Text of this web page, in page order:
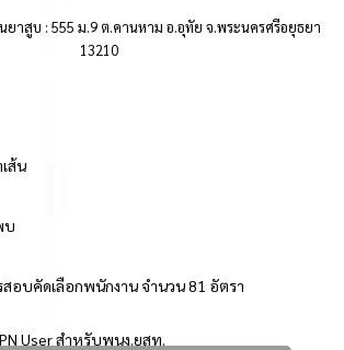
าสูบ : 555 ม.9 ต.คานหาม อ.อุทัย จ.พระนครศรีอยุธยา
13210
ส้น
บ
อบคัดเลือกพนักงาน จำนวน 81 อัตรา
User สำหรับพนง.ยสท.